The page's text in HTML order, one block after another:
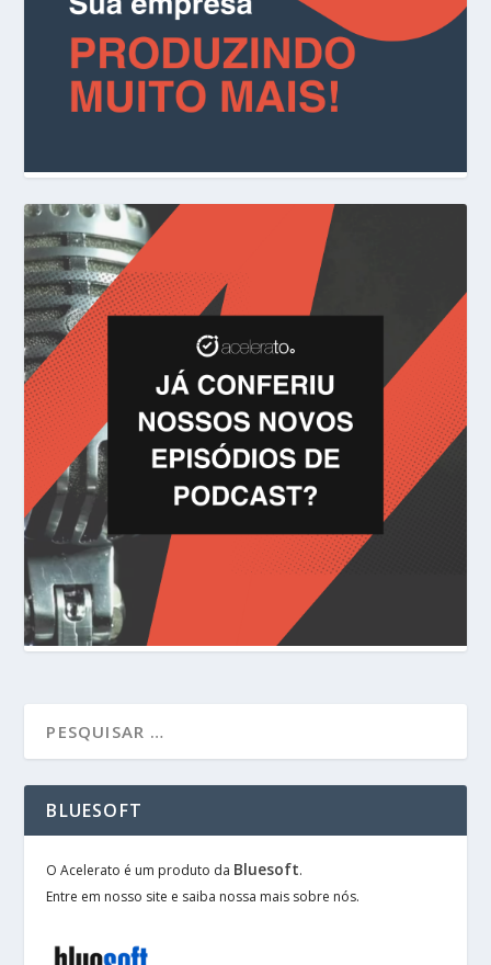
BLUESOFT
O Acelerato é um produto da Bluesoft.
Entre em nosso site e saiba nossa mais sobre nós.